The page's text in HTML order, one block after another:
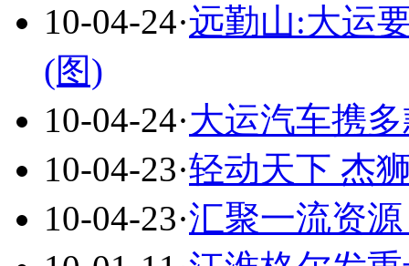
10-04-24·远勤山:大运
(图)
10-04-24·大运汽车携
10-04-23·轻动天下 杰
10-04-23·汇聚一流资